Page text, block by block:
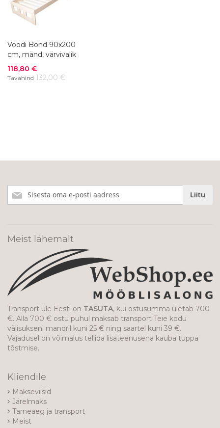
Voodi Bond 90x200
cm, mänd, värvivalik
Soodushind
118,80 €
Tavahind 132,00 €
meie
Liitu
Meist lähemalt
Transport üle Eesti on TASUTA, kui ostusumma ületab 700
€. Alla 700 € ostu puhul maksab transport Teie kodu
välisukseni mandril kuni 25 € ning saartel kuni 39 €.
Vajadusel on võimalus tellida lisateenusena kauba tuppa
tõstmise.
Kliendile
Makseviisid
Järelmaks
Tarneaeg ja transport
Meist